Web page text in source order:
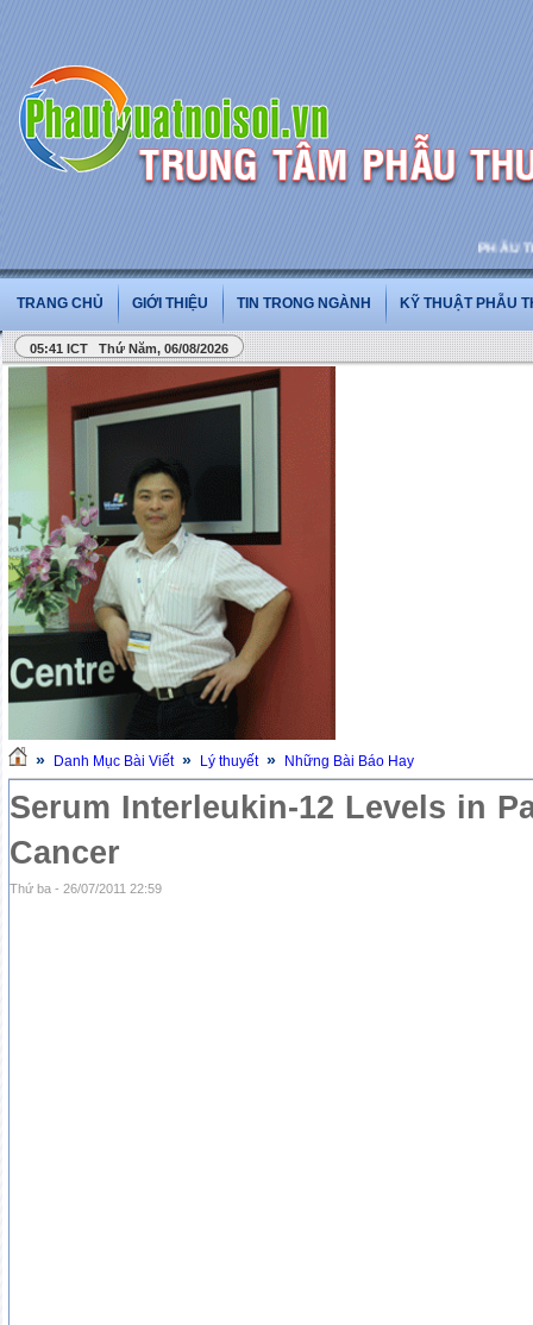
PHẪU
TRANG CHỦ GIỚI THIỆU TIN TRONG NGÀNH KỸ THUẬT PHẪU
05:41 ICT Thứ Năm, 06/08/2026
» Danh Mục Bài Viết » Lý thuyết » Những Bài Báo Hay
Serum Interleukin-12 Levels in
Cancer
Thứ ba - 26/07/2011 22:59